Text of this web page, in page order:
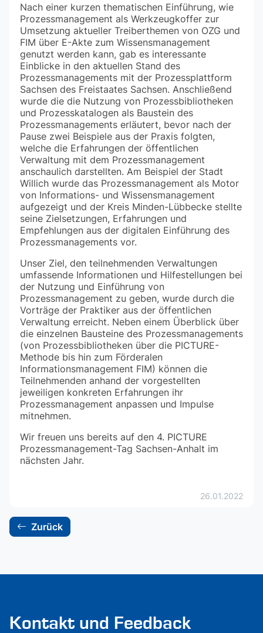
Nach einer kurzen thematischen Einführung, wie
Prozessmanagement als Werkzeugkoffer zur
Umsetzung aktueller Treiberthemen von OZG und
FIM über E-Akte zum Wissensmanagement
genutzt werden kann, gab es interessante
Einblicke in den aktuellen Stand des
Prozessmanagements mit der Prozessplattform
Sachsen des Freistaates Sachsen. Anschließend
wurde die die Nutzung von Prozessbibliotheken
und Prozesskatalogen als Baustein des
Prozessmanagements erläutert, bevor nach der
Pause zwei Beispiele aus der Praxis folgten,
welche die Erfahrungen der öffentlichen
Verwaltung mit dem Prozessmanagement
anschaulich darstellten. Am Beispiel der Stadt
Willich wurde das Prozessmanagement als Motor
von Informations- und Wissensmanagement
aufgezeigt und der Kreis Minden-Lübbecke stellte
seine Zielsetzungen, Erfahrungen und
Empfehlungen aus der digitalen Einführung des
Prozessmanagements vor.
Unser Ziel, den teilnehmenden Verwaltungen
umfassende Informationen und Hilfestellungen bei
der Nutzung und Einführung von
Prozessmanagement zu geben, wurde durch die
Vorträge der Praktiker aus der öffentlichen
Verwaltung erreicht. Neben einem Überblick über
die einzelnen Bausteine des Prozessmanagements
(von Prozessbibliotheken über die PICTURE-
Methode bis hin zum Förderalen
Informationsmanagement FIM) können die
Teilnehmenden anhand der vorgestellten
jeweiligen konkreten Erfahrungen ihr
Prozessmanagement anpassen und Impulse
mitnehmen.
Wir freuen uns bereits auf den 4. PICTURE
Prozessmanagement-Tag Sachsen-Anhalt im
nächsten Jahr.
26.01.2022
backward Zurück
Kontakt und Feedback